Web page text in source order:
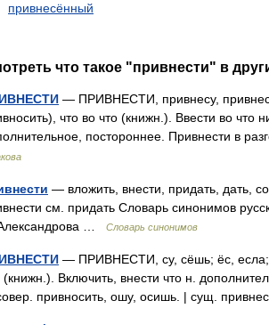
привнесённый
что такое "привнести" в
— ПРИВНЕСТИ, привнесу,
что во что (книжн.). Ввести во что
постороннее. Привнести в
— вложить, внести, придать, дать,
см. придать Словарь синонимов
…
Словарь синонимов
— ПРИВНЕСТИ, су, сёшь; ёс, есла;
(книжн.). Включить, внести что н.
привносить, ошу, осишь. | сущ.